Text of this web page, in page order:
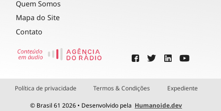
Quem Somos
Mapa do Site
Contato
Política de privacidade Termos & Condições Expediente
© Brasil 61 2026 • Desenvolvido pela Humanoide.dev